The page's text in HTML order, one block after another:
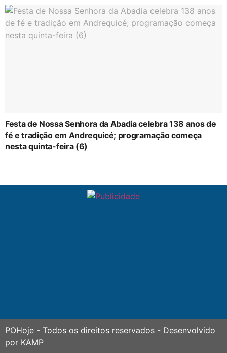
Festa de Nossa Senhora da Abadia celebra 138 anos de
fé e tradição em Andrequicé; programação começa
nesta quinta-feira (6)
POHoje - Todos os direitos reservados - Desenvolvido
por KAMP